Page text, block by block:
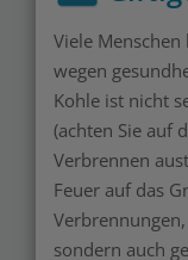
Viele
wegen
Kohle ist nicht
(achten Sie auf
Verbrennen
Feuer auf das
sondern auch